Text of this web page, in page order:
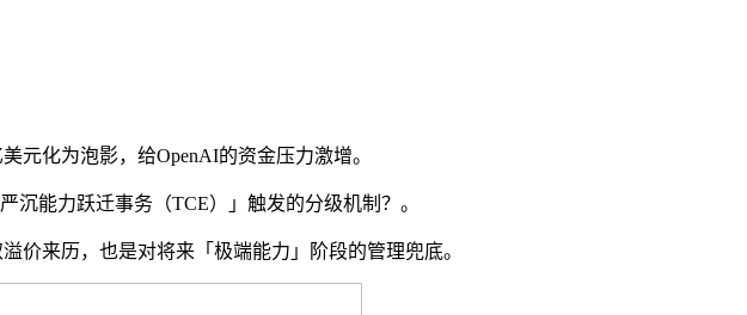
化为泡影，给OpenAI的资金压力激增。
能力跃迁事务（TCE）」触发的分级机制？。
来历，也是对将来「极端能力」阶段的管理兜底。